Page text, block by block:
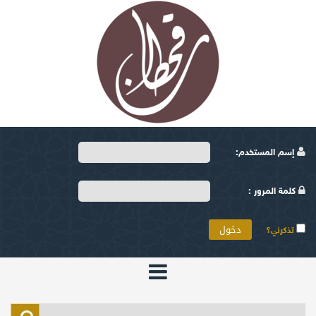
إسم المستخدم:
كلمة المرور :
تذكرني؟